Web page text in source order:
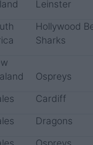
Leinster
Hollywood
Sharks
Ospreys
Cardiff
Dragons